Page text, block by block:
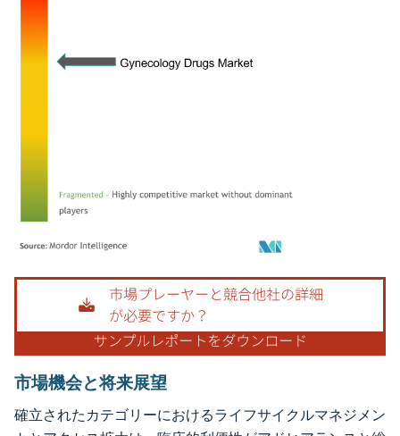
画像 © Mordor Intelligence。再利用にはCC BY 4.0の表示が必要です。
市場機会と将来展望
確立されたカテゴリーにおけるライフサイクルマネジメン